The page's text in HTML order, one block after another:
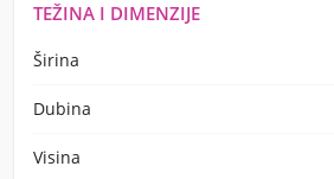
TEŽINA I DIMENZIJE
Širina
Dubina
Visina